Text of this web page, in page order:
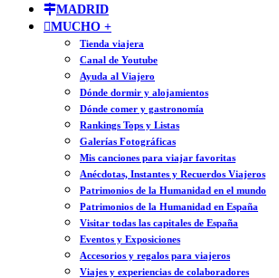
MADRID
MUCHO +
Tienda viajera
Canal de Youtube
Ayuda al Viajero
Dónde dormir y alojamientos
Dónde comer y gastronomía
Rankings Tops y Listas
Galerías Fotográficas
Mis canciones para viajar favoritas
Anécdotas, Instantes y Recuerdos Viajeros
Patrimonios de la Humanidad en el mundo
Patrimonios de la Humanidad en España
Visitar todas las capitales de España
Eventos y Exposiciones
Accesorios y regalos para viajeros
Viajes y experiencias de colaboradores